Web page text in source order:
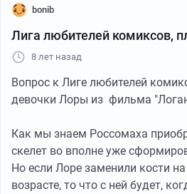
bonib
Лига любителей комиксов,
8 лет назад
Вопрос к Лиге любителей
девочки Лоры из фильма
Как мы знаем Россомаха
скелет во вполне уже
Но если Лоре заменили кости
возрасте, то что с ней будет,